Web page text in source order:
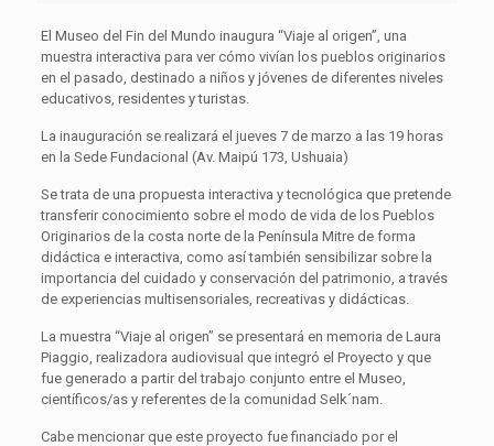
El Museo del Fin del Mundo inaugura “Viaje al origen”, una
muestra interactiva para ver cómo vivían los pueblos originarios
en el pasado, destinado a niños y jóvenes de diferentes niveles
educativos, residentes y turistas.
La inauguración se realizará el jueves 7 de marzo a las 19 horas
en la Sede Fundacional (Av. Maipú 173, Ushuaia)
Se trata de una propuesta interactiva y tecnológica que pretende
transferir conocimiento sobre el modo de vida de los Pueblos
Originarios de la costa norte de la Península Mitre de forma
didáctica e interactiva, como así también sensibilizar sobre la
importancia del cuidado y conservación del patrimonio, a través
de experiencias multisensoriales, recreativas y didácticas.
La muestra “Viaje al origen” se presentará en memoria de Laura
Piaggio, realizadora audiovisual que integró el Proyecto y que
fue generado a partir del trabajo conjunto entre el Museo,
científicos/as y referentes de la comunidad Selk´nam.
Cabe mencionar que este proyecto fue financiado por el